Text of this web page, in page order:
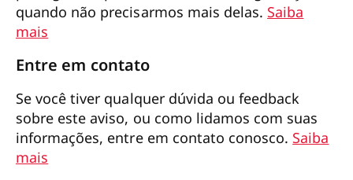
quando não precisarmos mais delas. Saiba
mais
Entre em contato
Se você tiver qualquer dúvida ou feedback
sobre este aviso, ou como lidamos com suas
informações, entre em contato conosco. Saiba
mais